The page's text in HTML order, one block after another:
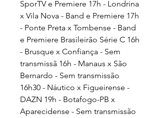
SporTV e Premiere 17h - Londrina
x Vila Nova - Band e Premiere 17h
- Ponte Preta x Tombense - Band
e Premiere Brasileirão Série C 16h
- Brusque x Confiança - Sem
transmissã 16h - Manaus x São
Bernardo - Sem transmissão
16h30 - Náutico x Figueirense -
DAZN 19h - Botafogo-PB x
Aparecidense - Sem transmissão